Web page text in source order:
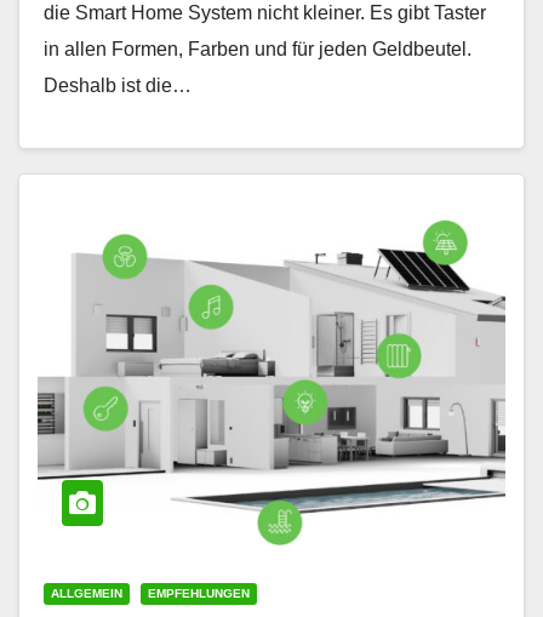
die Smart Home System nicht kleiner. Es gibt Taster
in allen Formen, Farben und für jeden Geldbeutel.
Deshalb ist die…
ALLGEMEIN EMPFEHLUNGEN